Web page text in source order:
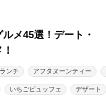
メ45選！ デート・
ランチ アフタヌーンティー
いちごビュッフェ デザート